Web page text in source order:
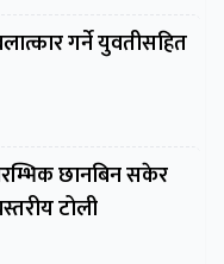
गर्ने युवतीसहित
छानबिन सकेर
टोली